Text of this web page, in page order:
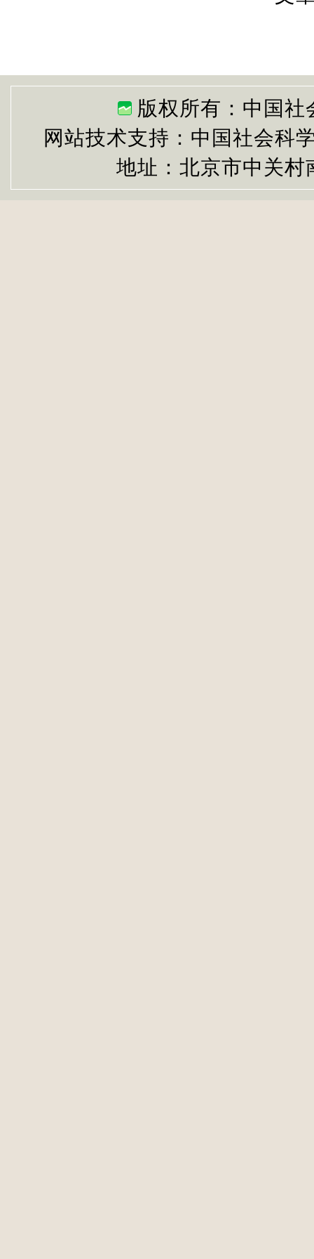
版权所有：中国
网站技术支持：中国社会科
地址：北京市中关村